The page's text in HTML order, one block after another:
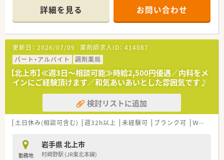
便利です。
創業より順調に店舗数の増えている優良企業！
岩手県内の各エリアをメインとして、宮城県にも店舗を持ち
合計20店舗以上で地域に貢献している薬局です。
薬に関してだけではなく、医療制度や健康相談の窓口として、
地域の方が何でも相談できる薬局づくりに尽力しています。
詳細を見る お問い合わせ
更新日： 2026/07/09 薬剤師求人ID： 414087
パート・アルバイト
調剤薬局
【北上市】≪週3日～相談可能≫時給2,500円優遇／内科をメ
インにご経験頂けます／和気あいあいとした雰囲気です♪
検討リストに追加
土日休み(相談可含む) 週32h以上 未経験可 ブランク可 Ｗワーク可
勤務地
岩手県 北上市
村崎野駅 (JR東北本線)